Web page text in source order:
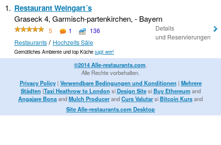
1. Restaurant Weingart´s
Graseck 4, Garmisch-partenkirchen, - Bayern
5 1
136
Restaurants/ Hochzeits Säle
Details
und Reservierungen
Gemütliches Ambiente und top Küche sagt wer!
©2014 Alle-restaurants.com.
Alle Rechte vorbehalten.
Privacy Policy| Verwendbare Bedingungen und Konditionen | Mehrere
Städten |Taxi Heathrow to London siDesign Sitesi Buy Ethereumand
Angajare BonaandMulch ProducerandCurs Valutarsi Bitcoin Kursand
Site Alle-restaurants.com Desktop